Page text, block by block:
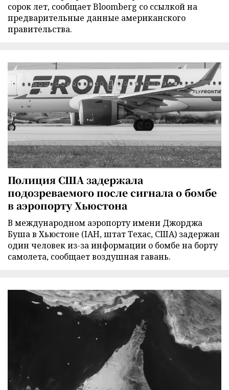
сорок лет, сообщает Bloomberg со ссылкой на
предварительные данные американского
правительства.
Полиция США задержала
подозреваемого после сигнала о бомбе
в аэропорту Хьюстона
В международном аэропорту имени Джорджа
Буша в Хьюстоне (IAH, штат Техас, США) задержан
один человек из-за информации о бомбе на борту
самолета, сообщает воздушная гавань.